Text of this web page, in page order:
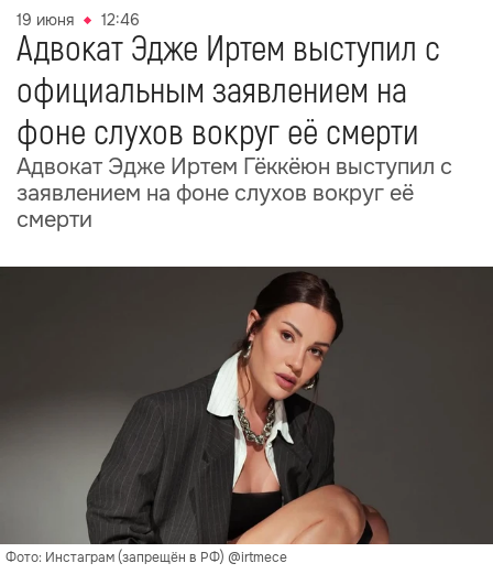
19 июня 12:46
Адвокат Эдже Иртем выступил с
официальным заявлением на
фоне слухов вокруг её смерти
Адвокат Эдже Иртем Гёккёюн выступил с
заявлением на фоне слухов вокруг её
смерти
Фото: Инстаграм (запрещён в РФ) @irtmece